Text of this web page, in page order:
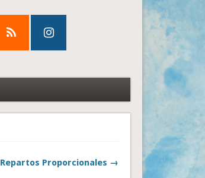
Repartos Proporcionales →